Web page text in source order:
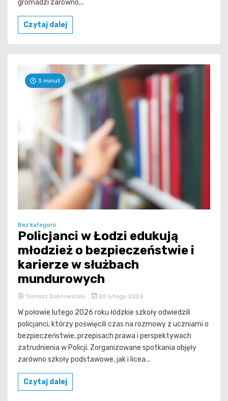
gromadzi zarówno...
Czytaj dalej
3 minut
Bez kategorii
Policjanci w Łodzi edukują
młodzież o bezpieczeństwie i
karierze w służbach
mundurowych
Tomasz Dobrowolski 20 lutego 2026
W połowie lutego 2026 roku łódzkie szkoły odwiedzili
policjanci, którzy poświęcili czas na rozmowy z uczniami o
bezpieczeństwie, przepisach prawa i perspektywach
zatrudnienia w Policji. Zorganizowane spotkania objęły
zarówno szkoły podstawowe, jak i licea...
Czytaj dalej